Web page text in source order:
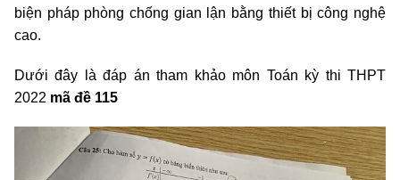
biện pháp phòng chống gian lận bằng thiết bị công nghệ
cao.
Dưới đây là đáp án tham khảo môn Toán kỳ thi THPT
2022 mã đề 115